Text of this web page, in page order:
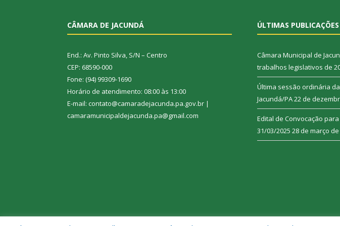
CÂMARA DE JACUNDÁ
End.: Av. Pinto Silva, S/N – Centro
CEP: 68590-000
Fone: (94) 99309-1690
Horário de atendimento: 08:00 às 13:00
E-mail: contato@camaradejacunda.pa.gov.br |
camaramunicipaldejacunda.pa@gmail.com
ÚLTIMAS PUBLICAÇÕES
Câmara Municipal de
trabalhos legislativos de
Última sessão ordinária
Jacundá/PA22 de
Edital de Convocação
31/03/2025 28 de março de